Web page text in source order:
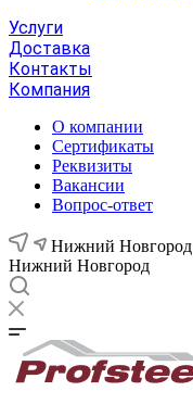
Услуги
Доставка
Контакты
Компания
О компании
Сертификаты
Реквизиты
Вакансии
Вопрос-ответ
Нижний Новгород
Нижний Новгород